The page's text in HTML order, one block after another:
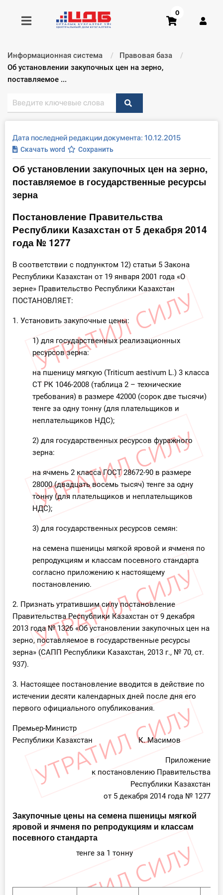
Получить консультацию
Главная ИС
Формы
Консультации
Правовая база
Библиотека бухгалтера
Инструменты
Вебинары
Справочник бухгалтера
Практика ИП
Кадры. Труд. Зарплата.
Учет по отраслям
Юридический помощник
О Системе
Тарифы
Тестирование для
0
Информационная система
Правовая база
Текущий:
Об установлении закупочных цен на зерно,
поставляемое ...
Дата последней редакции документа: 10.12.2015
Скачать word Сохранить
Об установлении закупочных цен на зерно,
поставляемое в государственные ресурсы
зерна
Постановление Правительства
Республики Казахстан от 5 декабря 2014
года № 1277
В соответствии с подпунктом 12) статьи 5 Закона
Республики Казахстан от 19 января 2001 года «О
зерне» Правительство Республики Казахстан
ПОСТАНОВЛЯЕТ:
1. Установить закупочные цены:
1) для государственных реализационных
ресурсов зерна:
на пшеницу мягкую (Triticum aestivum L.) 3 класса
СТ РК 1046-2008 (таблица 2 – технические
требования) в размере 42000 (сорок две тысячи)
тенге за одну тонну (для плательщиков и
неплательщиков НДС);
2) для государственных ресурсов фуражного
зерна:
на ячмень 2 класса ГОСТ 28672-90 в размере
28000 (двадцать восемь тысяч) тенге за одну
тонну (для плательщиков и неплательщиков
НДС);
3) для государственных ресурсов семян:
на семена пшеницы мягкой яровой и ячменя по
репродукциям и классам посевного стандарта
согласно приложению к настоящему
постановлению.
2. Признать утратившим силу постановление
Правительства Республики Казахстан от 9 декабря
2013 года № 1326 «Об установлении закупочных цен на
зерно, поставляемое в государственные ресурсы
зерна» (САПП Республики Казахстан, 2013 г., № 70, ст.
937).
3. Настоящее постановление вводится в действие по
истечении десяти календарных дней после дня его
первого официального опубликования.
Премьер-Министр
Республики Казахстан К. Масимов
Приложение
к постановлению Правительства
Республики Казахстан
от 5 декабря 2014 года № 1277
Закупочные цены на семена пшеницы мягкой
яровой и ячменя по репродукциям и классам
посевного стандарта
тенге за 1 тонну